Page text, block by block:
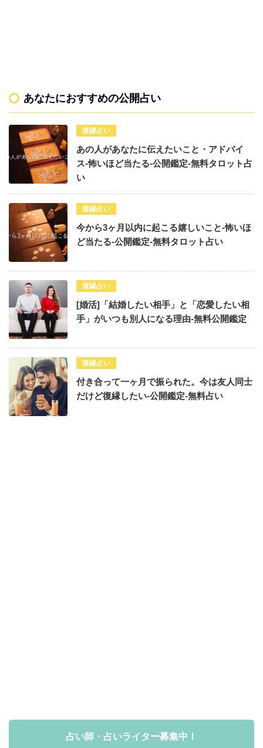
あなたにおすすめの公開占い
復縁占い
あの人があなたに伝えたいこと・アドバイ
ス-怖いほど当たる-公開鑑定-無料タロット占
い
復縁占い
今から3ヶ月以内に起こる嬉しいこと-怖いほ
ど当たる-公開鑑定-無料タロット占い
復縁占い
[婚活]「結婚したい相手」と「恋愛したい相
手」がいつも別人になる理由-無料公開鑑定
復縁占い
付き合って一ヶ月で振られた。今は友人同士
だけど復縁したい-公開鑑定-無料占い
占い師・占いライター募集中！